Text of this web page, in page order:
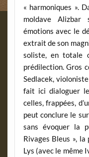
« harmoniques ».
moldave Alizbar
émotions avec le
extrait de son
soliste, en totale
prédilection. Gros
Sedlacek,
fait ici dialoguer
celles, frappées,
peut conclure le
sans évoquer la
Rivages Bleus »,
Lys (avec le même